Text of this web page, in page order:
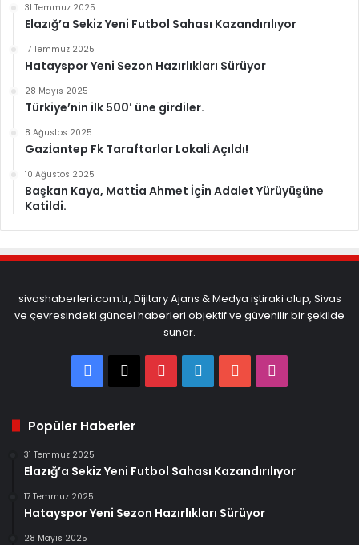
31 Temmuz 2025
Elazığ’a Sekiz Yeni Futbol Sahası Kazandırılıyor
17 Temmuz 2025
Hatayspor Yeni Sezon Hazırlıkları Sürüyor
28 Mayıs 2025
Türkiye’nin ilk 500′ üne girdiler.
8 Ağustos 2025
Gazi̇antep Fk Taraftarlar Lokali̇ Açıldı!
10 Ağustos 2025
Başkan Kaya, Matti̇a Ahmet İçi̇n Adalet Yürüyüşüne
Katildi.
sivashaberleri.com.tr, Dijitary Ajans & Medya iştiraki olup, Sivas
ve çevresindeki güncel haberleri objektif ve güvenilir bir şekilde
sunar.
Facebook
X PinterestLinkedInYouTube
Popüler Haberler
31 Temmuz 2025
Elazığ’a Sekiz Yeni Futbol Sahası Kazandırılıyor
17 Temmuz 2025
Hatayspor Yeni Sezon Hazırlıkları Sürüyor
28 Mayıs 2025